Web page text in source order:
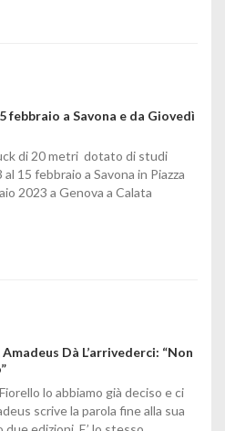
febbraio a Savona e da Giovedì
di 20 metri dotato di studi
15 febbraio a Savona in Piazza
2023 a Genova a Calata
Dà L’arrivederci: “Non
lo abbiamo già deciso e ci
scrive la parola fine alla sua